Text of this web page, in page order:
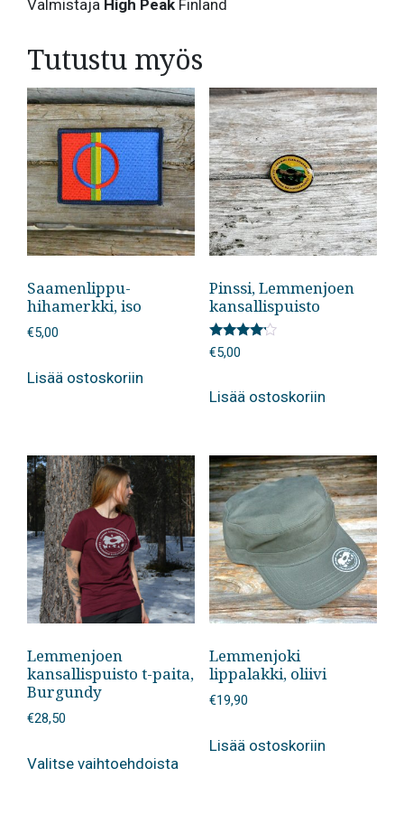
Valmistaja High Peak Finland
Tutustu myös
Saamenlippu-
hihamerkki, iso
€5,00
Lisää ostoskoriin
Pinssi, Lemmenjoen
kansallispuisto
Arvostelu
tuotteesta:
€5,00
Lisää ostoskoriin
Lemmenjoen
kansallispuisto t-paita,
Burgundy
€28,50
Valitse vaihtoehdoistatuotteella
Lemmenjoki
lippalakki, oliivi
€19,90
Lisää ostoskoriin